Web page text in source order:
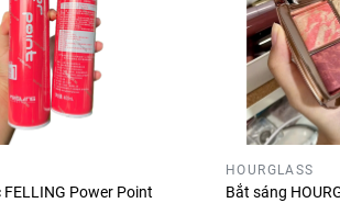
FELLING Power Point
HOURGLASS
Bắt sáng